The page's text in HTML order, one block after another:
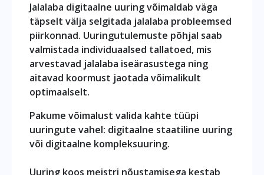
Jalalaba digitaalne uuring võimaldab väga
täpselt välja selgitada jalalaba probleemsed
piirkonnad. Uuringutulemuste põhjal saab
valmistada individuaalsed tallatoed, mis
arvestavad jalalaba iseärasustega ning
aitavad koormust jaotada võimalikult
optimaalselt.
Pakume võimalust valida kahte tüüpi
uuringute vahel: digitaalne staatiline uuring
või digitaalne kompleksuuring.
Uuring koos meistri nõustamisega kestab